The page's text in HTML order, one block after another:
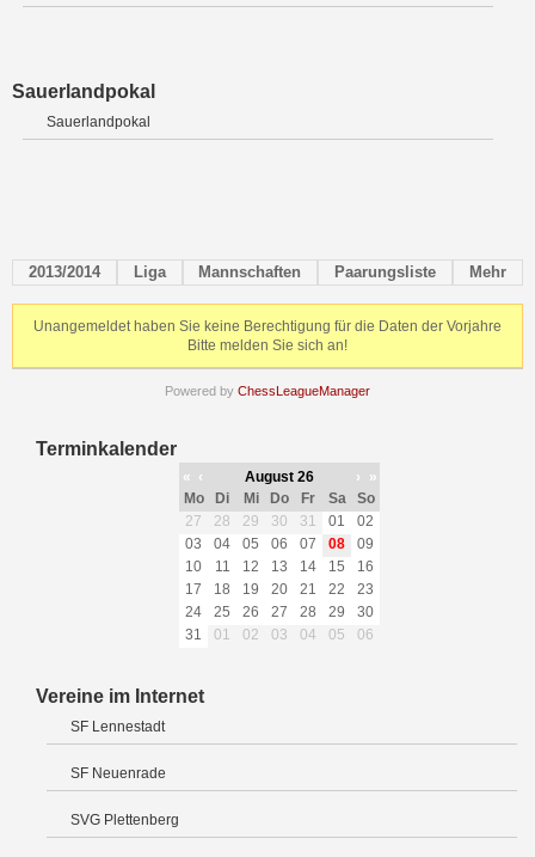
Sauerlandpokal
Sauerlandpokal
2013/2014 Liga Mannschaften Paarungsliste Mehr
Unangemeldet haben Sie keine Berechtigung für die Daten der Vorjahre
Bitte melden Sie sich an!
Powered by ChessLeagueManager
Terminkalender
« ‹ August 26 ›
»
Mo
Di Mi Do Fr Sa
So
27
28 29 30 31 01
02
03
04 05 06 07 08
09
10
11 12 13 14 15
16
17
18 19 20 21 22
23
24
25 26 27 28 29
30
31
01 02 03 04 05 06
Vereine im Internet
SF Lennestadt
SF Neuenrade
SVG Plettenberg